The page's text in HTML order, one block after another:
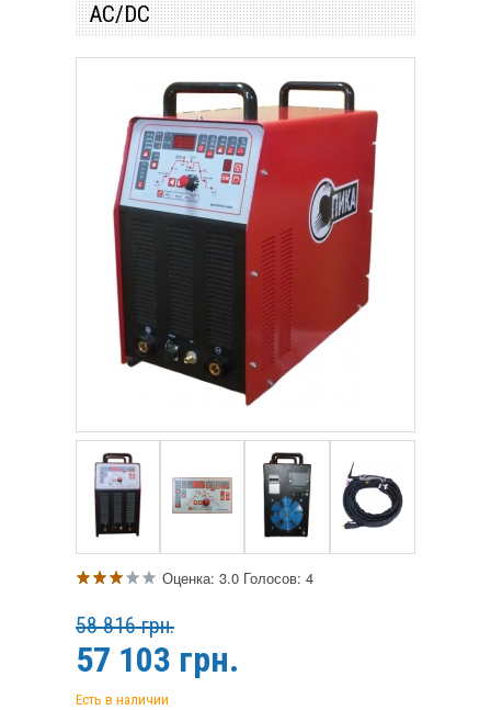
AC/DC
Оценка: 3.0 Голосов: 4
58 816 грн.
57 103 грн.
Есть в наличии